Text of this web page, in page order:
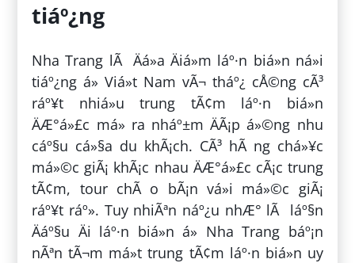
tiáº¿ng
Nha Trang lÃ Äá»a Äiá»m láº·n biá»n ná»i
tiáº¿ng á» Viá»t Nam vÃ¬ tháº¿ cÅ©ng cÃ³
ráº¥t nhiá»u trung tÃ¢m láº·n biá»n
ÄÆ°á»£c má» ra nháº±m ÄÃ¡p á»©ng nhu
cáº§u cá»§a du khÃ¡ch. CÃ³ hÃ ng chá»¥c
má»©c giÃ¡ khÃ¡c nhau ÄÆ°á»£c cÃ¡c trung
tÃ¢m, tour chÃ o bÃ¡n vá»i má»©c giÃ¡
ráº¥t ráº». Tuy nhiÃªn náº¿u nhÆ° lÃ láº§n
Äáº§u Äi láº·n biá»n á» Nha Trang báº¡n
nÃªn tÃ¬m má»t trung tÃ¢m láº·n biá»n uy